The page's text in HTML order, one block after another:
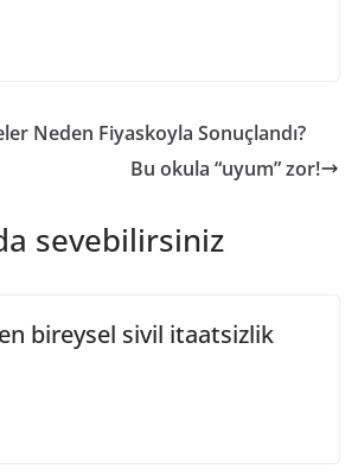
Neden Fiyaskoyla Sonuçlandı?
Bu okula “uyum” zor!
sevebilirsiniz
bireysel sivil itaatsizlik